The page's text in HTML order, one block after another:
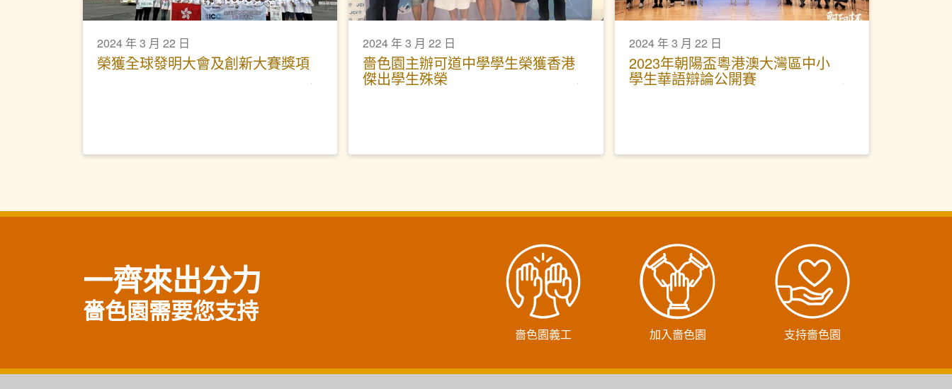
2024 年 3 月 22 日
榮獲全球發明大會及創新大賽獎項
2024 年 3 月 22 日
嗇色園主辦可道中學學生榮獲香港
傑出學生殊榮
2024 年 3 月 22 日
2023年朝陽盃粵港澳大灣區中小
學生華語辯論公開賽
一齊來出分力
嗇色園需要您支持
嗇色園義工 加入嗇色園 支持嗇色園